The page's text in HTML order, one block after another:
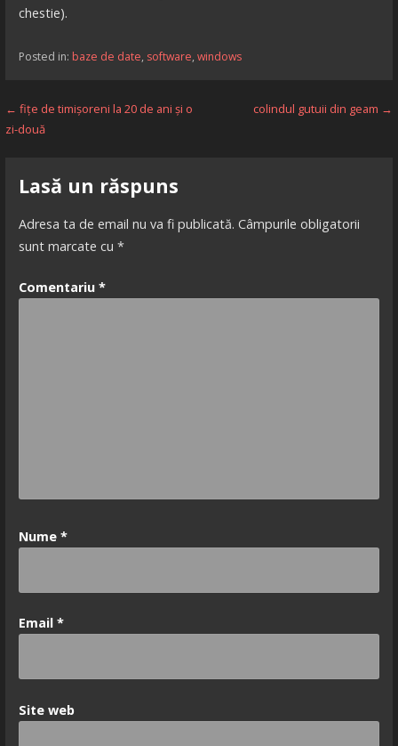
chestie).
Posted in: baze de date, software, windows
Navigare
articole
← fițe de timișoreni la 20 de ani și o
zi-două
colindul gutuii din geam →
Lasă un răspuns
Adresa ta de email nu va fi publicată. Câmpurile obligatorii
sunt marcate cu *
Comentariu *
Nume *
Email *
Site web